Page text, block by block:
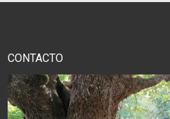
CONTACTO